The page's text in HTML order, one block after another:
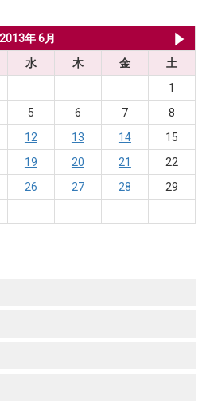
2013年 6月
水 木 金
土
1
5 6 7
8
12 13 14
15
19 20 21
22
26 27 28
29